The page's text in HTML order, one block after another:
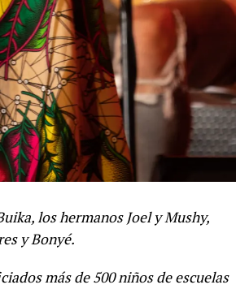
los hermanos Joel y Mushy,
y Bonyé.
más de 500 niños de escuelas